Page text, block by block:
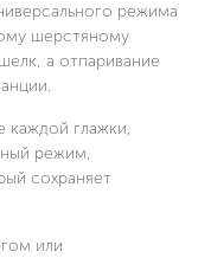
режима
шерстяному
а отпаривание
каждой глажки,
режим,
сохраняет
или